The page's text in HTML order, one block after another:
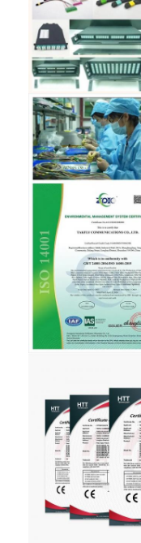
patchcord de la
coleta de la fibra
adaptador de la
conector de la
atenuador de la
Caja de la
El panel de
Módulo óptico
convertidor de
Interruptor de la
Componentes del